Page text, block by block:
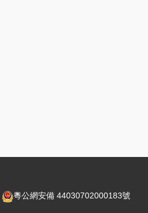
粵公網安備 44030702000183號